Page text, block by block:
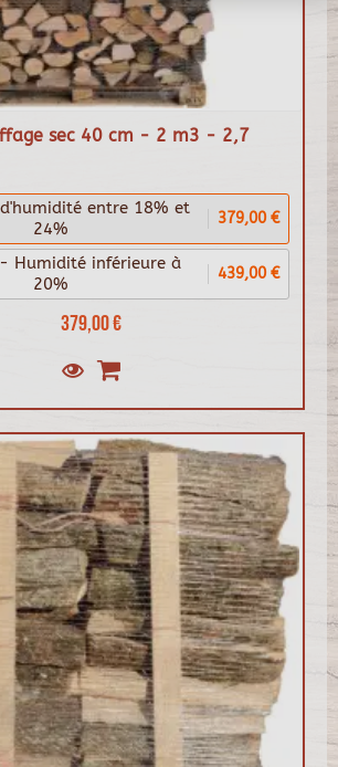
sec 40 cm - 2 m3 - 2,7
379,00 €
entre 18% et
24%
379,00 €
Humidité inférieure à
20%
439,00 €